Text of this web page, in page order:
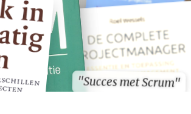
"Succes met Scrum"
"Succes met Scrum"